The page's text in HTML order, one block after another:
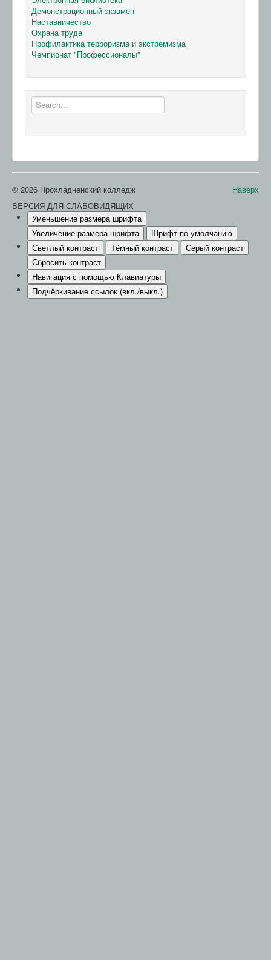
Демонстрационный экзамен
Наставничество
Охрана труда
Профилактика терроризма и экстремизма
Чемпионат "Профессионалы"
Наверх
© 2026 Прохладненский колледж
ВЕРСИЯ ДЛЯ СЛАБОВИДЯЩИХ
Уменьшение размера шрифта
Увеличение размера шрифта
Шрифт по умолчанию
Светлый контраст
Тёмный контраст
Серый контраст
Сбросить контраст
Навигация с помощью Клавиатуры
Подчёркивание ссылок (вкл./выкл.)